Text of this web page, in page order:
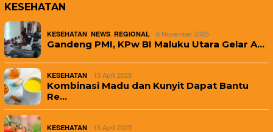
KESEHATAN
KESEHATAN NEWS REGIONAL 6 November 2025
Gandeng PMI, KPw BI Maluku Utara Gelar A…
KESEHATAN 13 April 2025
Kombinasi Madu dan Kunyit Dapat Bantu
Re…
KESEHATAN 13 April 2025